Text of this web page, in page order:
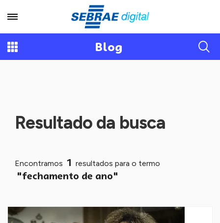
Blog
Resultado da busca
Encontramos 1 resultados para o termo
"fechamento de ano"